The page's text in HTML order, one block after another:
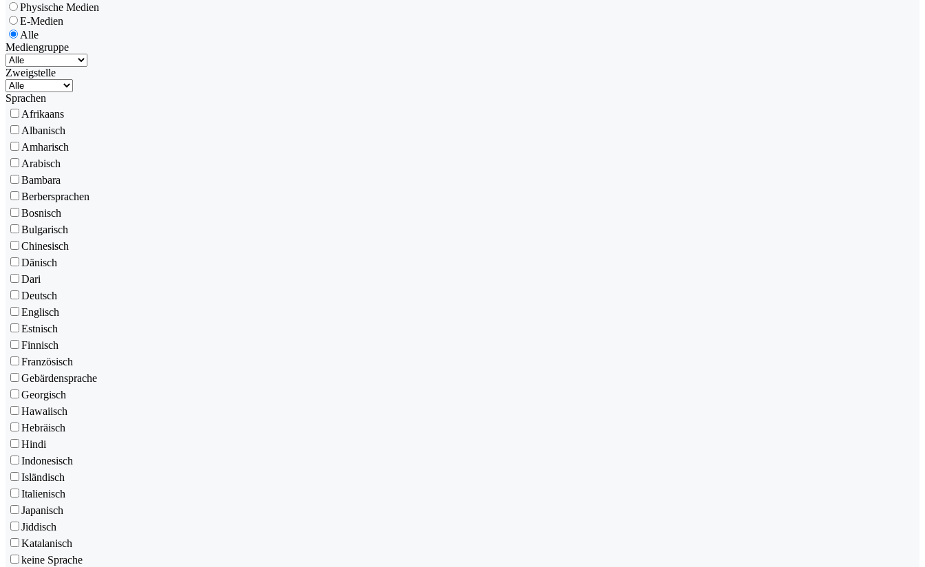
Physische Medien
E-Medien
Alle
Mediengruppe
Zweigstelle
Sprachen
Afrikaans
Albanisch
Amharisch
Arabisch
Bambara
Berbersprachen
Bosnisch
Bulgarisch
Chinesisch
Dänisch
Dari
Deutsch
Englisch
Estnisch
Finnisch
Französisch
Gebärdensprache
Georgisch
Hawaiisch
Hebräisch
Hindi
Indonesisch
Isländisch
Italienisch
Japanisch
Jiddisch
Katalanisch
keine Sprache